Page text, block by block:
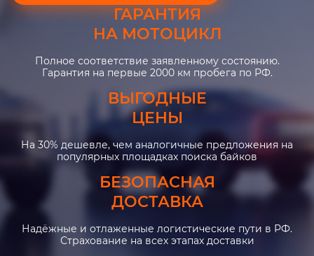
ГАРАНТИЯ
НА МОТОЦИКЛ
Полное соответствие заявленному состоянию.
Гарантия на первые 2000 км пробега по РФ.
ВЫГОДНЫЕ
ЦЕНЫ
На 30% дешевле, чем аналогичные предложения на
популярных площадках поиска байков
БЕЗОПАСНАЯ
ДОСТАВКА
Надёжные и отлаженные логистические пути в РФ.
Страхование на всех этапах доставки